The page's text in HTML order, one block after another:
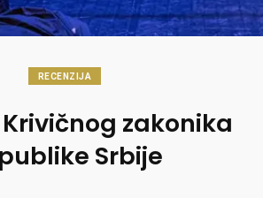
RECENZIJA
Krivičnog zakonika
Srbije